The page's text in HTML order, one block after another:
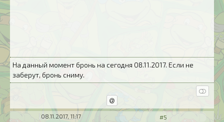
На данный момент бронь на сегодня 08.11.2017. Если не
заберут, бронь сниму.
08.11.2017, 11:17 #5